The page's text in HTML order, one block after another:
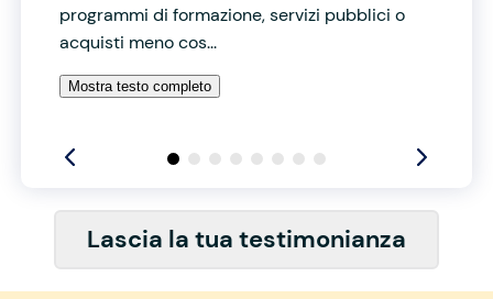
programmi di formazione, servizi pubblici o
acquisti meno cos...
Mostra testo completo
Lascia la tua testimonianza